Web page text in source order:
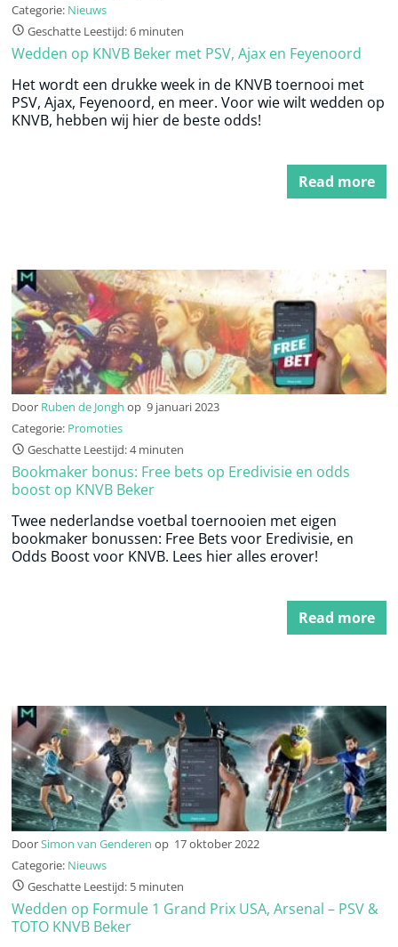
Categorie: Nieuws
Geschatte Leestijd: 6 minuten
Wedden op KNVB Beker met PSV, Ajax en Feyenoord
Het wordt een drukke week in de KNVB toernooi met
PSV, Ajax, Feyenoord, en meer. Voor wie wilt wedden op
KNVB, hebben wij hier de beste odds!
Read more
Door Ruben de Jongh op 9 januari 2023
Categorie: Promoties
Geschatte Leestijd: 4 minuten
Bookmaker bonus: Free bets op Eredivisie en odds
boost op KNVB Beker
Twee nederlandse voetbal toernooien met eigen
bookmaker bonussen: Free Bets voor Eredivisie, en
Odds Boost voor KNVB. Lees hier alles erover!
Read more
DoorSimon van Genderen op 17 oktober 2022
Categorie: Nieuws
Geschatte Leestijd: 5 minuten
Wedden op Formule 1 Grand Prix USA, Arsenal – PSV &
TOTO KNVB Beker